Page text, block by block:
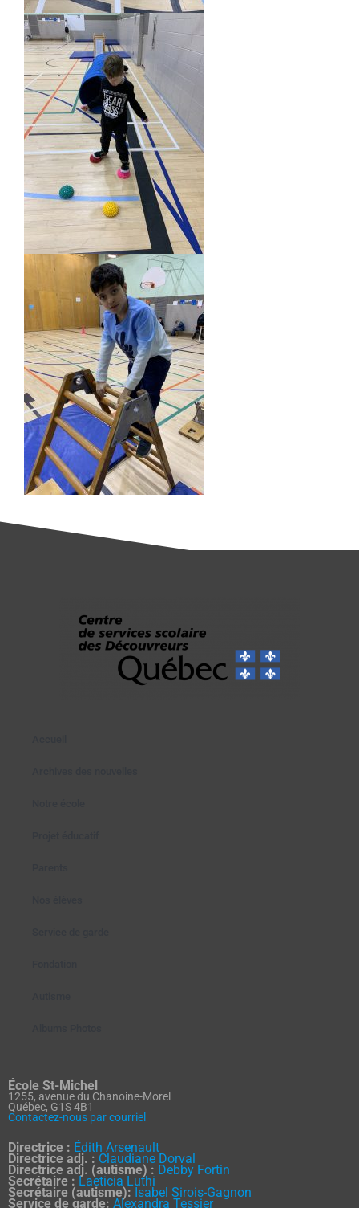
École St-Michel
1255, avenue du Chanoine-Morel
Québec, G1S 4B1
Contactez-nous par courriel
Directrice : Édith Arsenault
Directrice adj. : Claudiane Dorval
Directrice adj. (autisme) : Debby Fortin
Secrétaire : Laeticia Luthi
Secrétaire (autisme): Isabel Sirois-Gagnon
Service de garde: Alexandra Tessier